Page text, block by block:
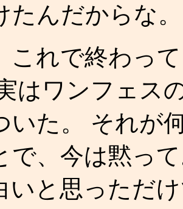
たんだからな
れで終わっ
はワンフェス
いた。 それが
で、今は黙っ
いと思っただ